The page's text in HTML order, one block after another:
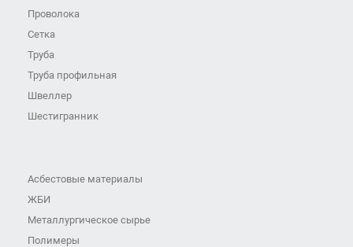
Проволока
Сетка
Труба
Труба профильная
Швеллер
Шестигранник
Асбестовые материалы
ЖБИ
Металлургическое сырье
Полимеры